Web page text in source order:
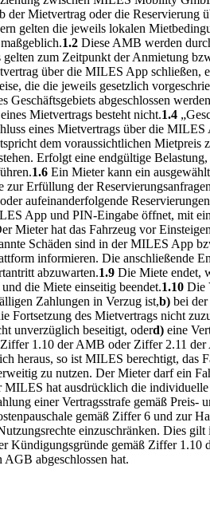
der Mietvertrag oder die
gelten die jeweils lokalen
1.2 Diese AMB werden
gelten zum Zeitpunkt der Anmietung
über die MILES App
die die jeweils gesetzlich
abgeschlossen
Mietvertrags besteht nicht.1.4
eines Mietvertrags über die
dem voraussichtlichen
Erfolgt eine endgültige
1.6 Ein Mieter kann ein
Erfüllung der
aufeinanderfolgende
App und PIN-Eingabe öffnet, mit
Mieter hat das Fahrzeug vor
Schäden sind in der MILES App
informieren. Die anschließende
abzuwarten.1.9 Die Miete endet,
die Miete einseitig beendet.1.10 Die
Zahlungen in Verzug ist,b) bei
Fortsetzung des Mietvertrags nicht
unverzüglich beseitigt, oderd) eine
1.10 der AMB oder Ziffer 2.11
heraus, so ist MILES berechtigt, das
zu nutzen. Der Mieter darf ein
hat ausdrücklich die
einer Vertragsstrafe gemäß
gemäß Ziffer 6 und zur
einzuschränken. Dies
Kündigungsgründe gemäß Ziffer
abgeschlossen hat.